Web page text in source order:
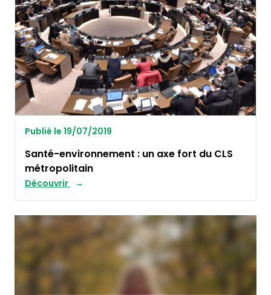
Publié le 19/07/2019
Santé-environnement : un axe fort du CLS
métropolitain
Découvrir